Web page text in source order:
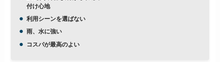
付け心地
利用シーンを選ばない
雨、水に強い
コスパが最高のよい